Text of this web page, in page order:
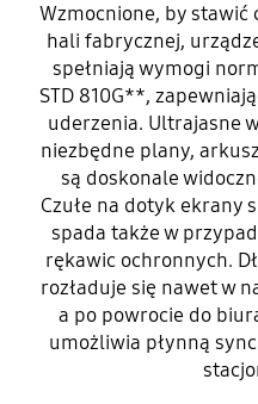
Wzmocnione, by stawić
hali fabrycznej,
spełniają wymogi
STD 810G**,
uderzenia. Ultrajasne
niezbędne plany,
są doskonale
Czułe na dotyk ekrany
spada także w
rękawic ochronnych.
rozładuje się nawet w
a po powrocie do
umożliwia płynną